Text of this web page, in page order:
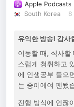
Apple Podcasts
South Korea
8
유익한 방송! 감사
이동할 때, 식사할
스럽게 청취하고
에 인생공부 들으
는 중이에여 팬됐
진행 방식에 언짢